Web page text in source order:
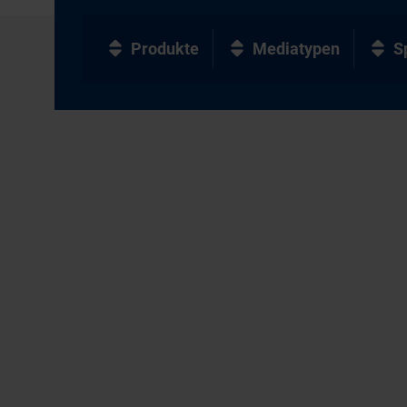
Produkte Mediatypen